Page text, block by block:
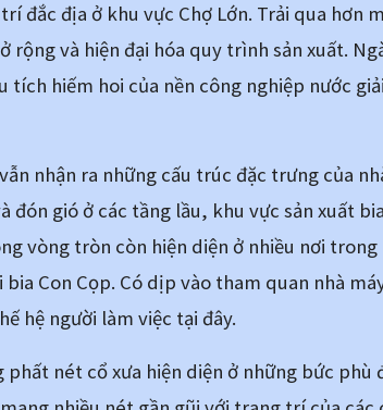
đắc địa ở khu vực Chợ Lớn. Trải qua hơn
và hiện đại hóa quy trình sản xuất.
tích hiếm hoi của nền công nghiệp nước
nhận ra những cấu trúc đặc trưng của
đón gió ở các tầng lầu, khu vực sản xuất
vòng tròn còn hiện diện ở nhiều nơi
bia Con Cọp. Có dịp vào tham quan nhà
hệ người làm việc tại đây.
nét cổ xưa hiện diện ở những bức